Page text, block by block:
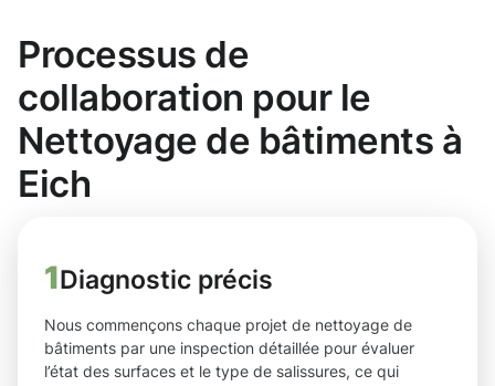
Processus de
collaboration pour le
Nettoyage de bâtiments à
Eich
1Diagnostic précis
Nous commençons chaque projet de nettoyage de
bâtiments par une inspection détaillée pour évaluer
l’état des surfaces et le type de salissures, ce qui